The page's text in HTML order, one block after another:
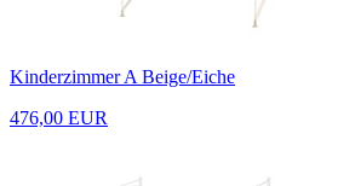
Kinderzimmer A Beige/Eiche
476,00 EUR